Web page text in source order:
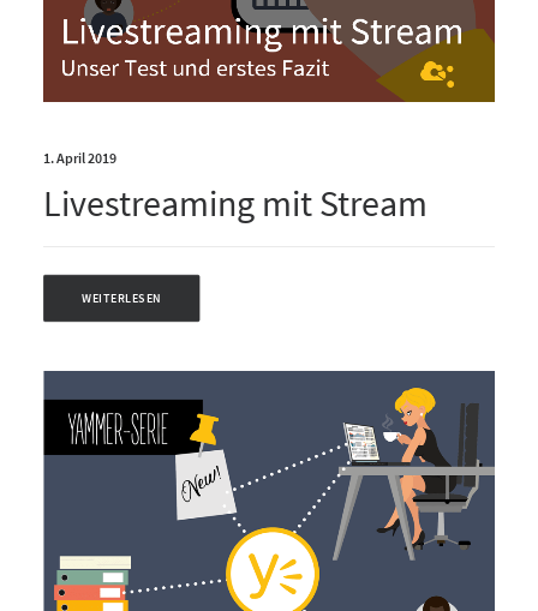
1. April 2019
Livestreaming mit Stream
WEITERLESEN